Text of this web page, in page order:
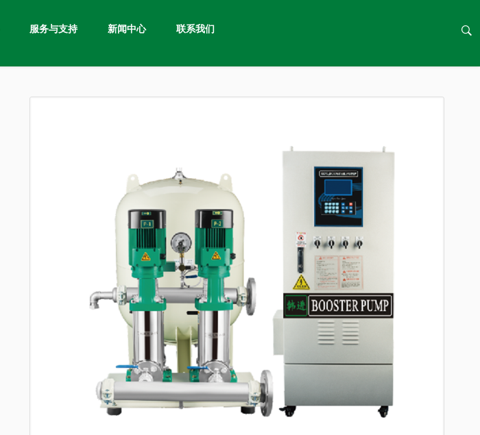
服务与支持 新闻中心 联系我们